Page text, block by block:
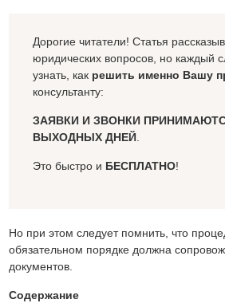
Дорогие читатели! Статья
юридических вопросов, но каждый
узнать, как решить именно Вашу
консультанту:
ЗАЯВКИ И ЗВОНКИ
ВЫХОДНЫХ ДНЕЙ.
Это быстро и БЕСПЛАТНО!
Но при этом следует помнить, что
обязательном порядке должна
документов.
Содержание